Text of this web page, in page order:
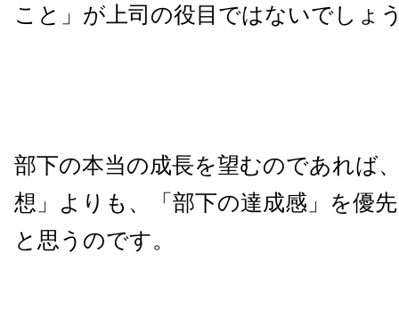
こと」が上司の役目ではないでしょ
部下の本当の成長を望むのであれば
想」よりも、「部下の達成感」を優
と思うのです。